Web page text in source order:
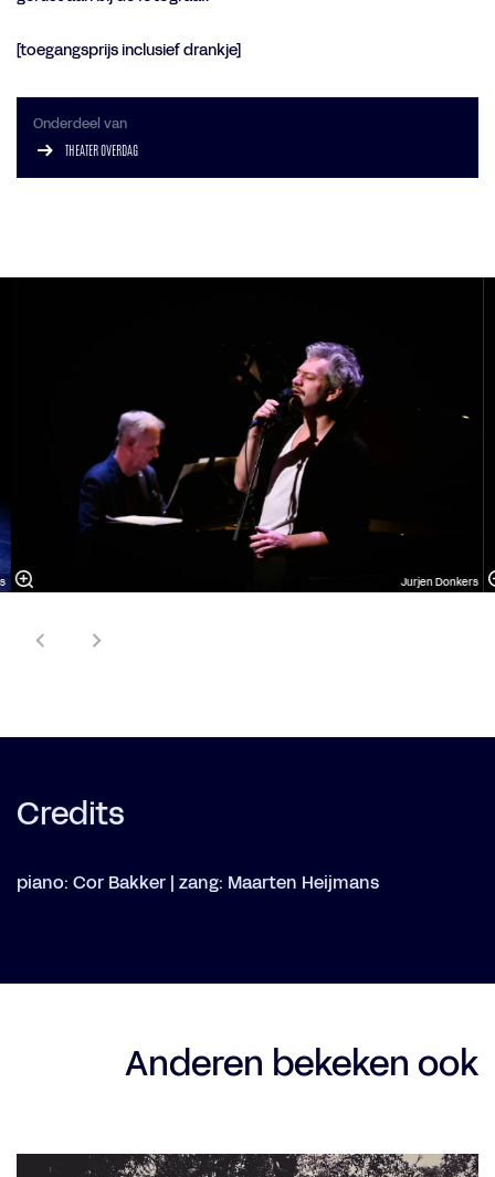
[toegangsprijs inclusief drankje]
Onderdeel van
THEATER OVERDAG
Jurjen Donkers
Credits
piano: Cor Bakker | zang: Maarten Heijmans
Anderen bekeken ook